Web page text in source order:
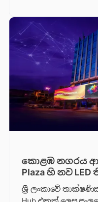
කොළඹ නගරය
Plaza හි නව LED
ශ්‍රී ලංකාවේ